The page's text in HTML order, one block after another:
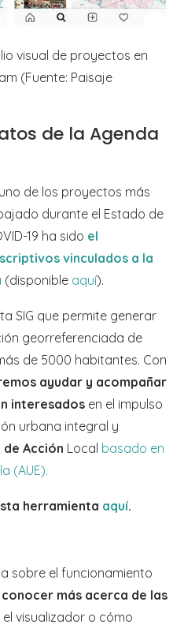
visual de proyectos en
(Fuente: Paisaje
de la Agenda
, uno de los proyectos más
durante el Estado de
19 ha sido el
vinculados a la
(disponible aquí).
SIG que permite generar
georreferenciada de
de 5000 habitantes. Con
ayudar y acompañar
interesados en el impulso
urbana integral y
Acción Local basado en
(AUE).
herramienta aquí.
sobre el funcionamiento
conocer más acerca de las
el visualizador o cómo